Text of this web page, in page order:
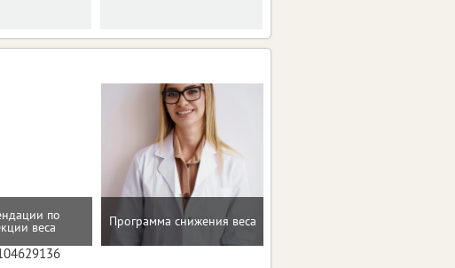
по
веса Программа снижения веса